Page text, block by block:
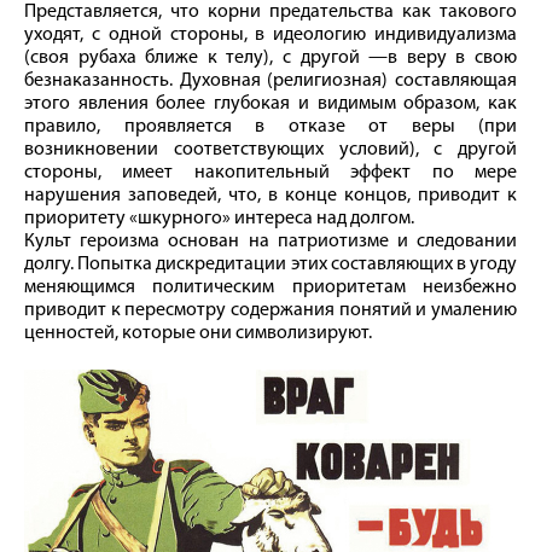
Представляется, что корни предательства как такового
уходят, с одной стороны, в идеологию индивидуализма
(своя рубаха ближе к телу), с другой —в веру в свою
безнаказанность. Духовная (религиозная) составляющая
этого явления более глубокая и видимым образом, как
правило, проявляется в отказе от веры (при
возникновении соответствующих условий), с другой
стороны, имеет накопительный эффект по мере
нарушения заповедей, что, в конце концов, приводит к
приоритету «шкурного» интереса над долгом.
Культ героизма основан на патриотизме и следовании
долгу. Попытка дискредитации этих составляющих в угоду
меняющимся политическим приоритетам неизбежно
приводит к пересмотру содержания понятий и умалению
ценностей, которые они символизируют.